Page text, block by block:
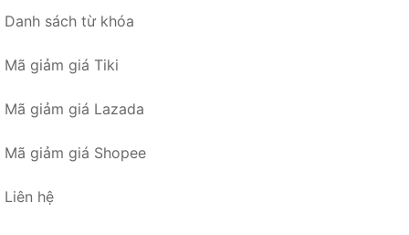
Danh sách từ khóa
Mã giảm giá Tiki
Mã giảm giá Lazada
Mã giảm giá Shopee
Liên hệ